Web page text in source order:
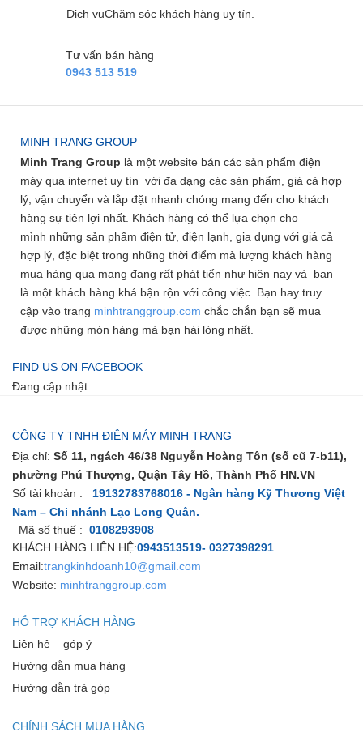
Dịch vụChăm sóc khách hàng uy tín.
Tư vấn bán hàng
0943 513 519
MINH TRANG GROUP
Minh Trang Group là một website bán các sản phẩm điện
máy qua internet uy tín với đa dạng các sản phẩm, giá cả hợp
lý, vận chuyển và lắp đặt nhanh chóng mang đến cho khách
hàng sự tiên lợi nhất. Khách hàng có thể lựa chọn cho
mình những sản phẩm điện tử, điện lạnh, gia dụng với giá cả
hợp lý, đặc biệt trong những thời điểm mà lượng khách hàng
mua hàng qua mạng đang rất phát tiển như hiện nay và bạn
là một khách hàng khá bận rộn với công việc. Bạn hay truy
cập vào trang minhtranggroup.com chắc chắn bạn sẽ mua
được những món hàng mà bạn hài lòng nhất.
FIND US ON FACEBOOK
Đang cập nhật
CÔNG TY TNHH ĐIỆN MÁY MINH TRANG
Địa chỉ: Số 11, ngách 46/38 Nguyễn Hoàng Tôn (số cũ 7-b11),
phường Phú Thượng, Quận Tây Hồ, Thành Phố HN.VN
Số tài khoản :
19132783768016 - Ngân hàng Kỹ Thương Việt
Nam – Chi nhánh Lạc Long Quân.
Mã số thuế : 0108293908
KHÁCH HÀNG LIÊN HỆ:0943513519- 0327398291
Email:trangkinhdoanh10@gmail.com
Website: minhtranggroup.com
HỖ TRỢ KHÁCH HÀNG
Liên hệ – góp ý
Hướng dẫn mua hàng
Hướng dẫn trả góp
CHÍNH SÁCH MUA HÀNG